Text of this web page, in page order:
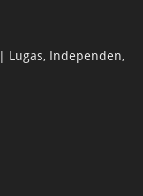
Lugas, Independen,